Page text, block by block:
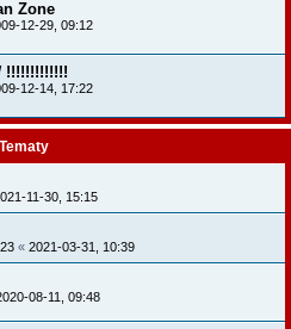
Zone
12-29, 09:12
!!!!!!!!!!!!!
12-14, 17:22
Tematy
11-30, 15:15
« 2021-03-31, 10:39
08-11, 09:48